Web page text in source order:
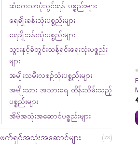
ဆံကေသာပုံသွင်းရန် ပစ္စည်းများ
ရေချိုးခန်းသုံးပစ္စည်းများ
ရေချိုးခန်းသုံးပစ္စည်းများ
သွားနှင့်ခံတွင်းသန့်ရှင်းရေးသုံးပစ္စည်း
များ
အမျိုးသမီးလစဉ်သုံးပစ္စည်းများ
အမျိုးသား အသားရေ ထိန်းသိမ်းသည့်
ပစ္စည်းများ
အိမ်အသုံးအဆောင်ပစ္စည်းများ
ဖက်ရှင်အသုံးအဆောင်များ (73)